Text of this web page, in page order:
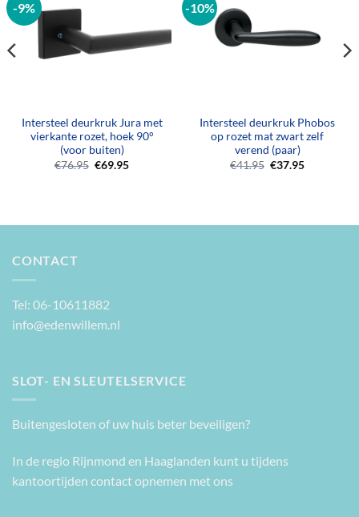
-9%
Intersteel deurkruk Jura met
vierkante rozet, hoek 90°
(voor buiten)
€76.95 Oorspronkelijke
€69.95Huidige
-10%
Intersteel deurkruk Phobos
op rozet mat zwart zelf
verend (paar)
€41.95 Oorspronkelijke
€37.95Huidige
CONTACT
Tel: 06-10611882
info@edenwillem.nl
SLOT- EN SLEUTELSERVICE
Buitengesloten of uw huis beter beveiligen?
In de regio Rijnmond en Haaglanden kunt u tijdens
kantoortijden contact opnemen met ons